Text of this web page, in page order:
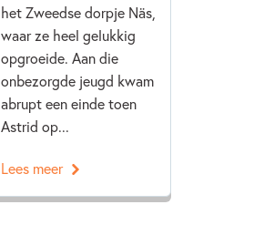
het Zweedse dorpje Näs,
waar ze heel gelukkig
opgroeide. Aan die
onbezorgde jeugd kwam
abrupt een einde toen
Astrid op...
Lees meer